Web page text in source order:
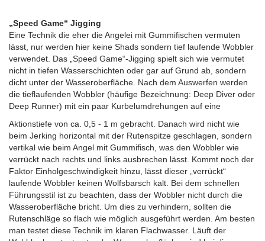
„Speed Game“ Jigging
Eine Technik die eher die Angelei mit Gummifischen vermuten
lässt, nur werden hier keine Shads sondern tief laufende Wobbler
verwendet. Das „Speed Game“-Jigging spielt sich wie vermutet
nicht in tiefen Wasserschichten oder gar auf Grund ab, sondern
dicht unter der Wasseroberfläche. Nach dem Auswerfen werden
die tieflaufenden Wobbler (häufige Bezeichnung: Deep Diver oder
Deep Runner) mit ein paar Kurbelumdrehungen auf eine
Aktionstiefe von ca. 0,5 - 1 m gebracht. Danach wird nicht wie
beim Jerking horizontal mit der Rutenspitze geschlagen, sondern
vertikal wie beim Angel mit Gummifisch, was den Wobbler wie
verrückt nach rechts und links ausbrechen lässt. Kommt noch der
Faktor Einholgeschwindigkeit hinzu, lässt dieser „verrückt“
laufende Wobbler keinen Wolfsbarsch kalt. Bei dem schnellen
Führungsstil ist zu beachten, dass der Wobbler nicht durch die
Wasseroberfläche bricht. Um dies zu verhindern, sollten die
Rutenschläge so flach wie möglich ausgeführt werden. Am besten
man testet diese Technik im klaren Flachwasser. Läuft der